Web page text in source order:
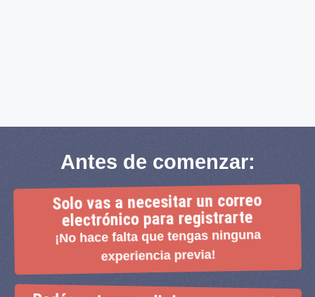
Antes de comenzar:
Solo vas a necesitar un correo
electrónico para registrarte
¡No hace falta que tengas ninguna
experiencia previa!